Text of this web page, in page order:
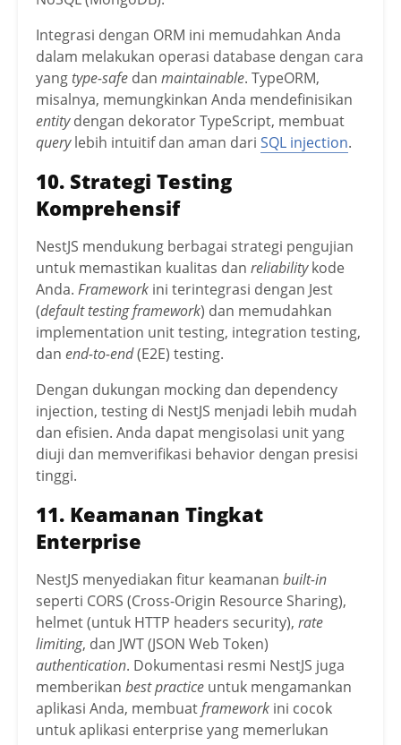
Integrasi dengan ORM ini memudahkan Anda
dalam melakukan operasi database dengan cara
yangtype-safe dan maintainable. TypeORM,
misalnya, memungkinkan Anda mendefinisikan
entitydengan dekorator TypeScript, membuat
querylebih intuitif dan aman dari SQL injection.
10. Strategi Testing
Komprehensif
NestJS mendukung berbagai strategi pengujian
untuk memastikan kualitas dan reliabilitykode
Anda. Framework ini terintegrasi dengan Jest
(default testing framework) dan memudahkan
implementation unit testing, integration testing,
dan end-to-end(E2E) testing.
Dengan dukungan mocking dan dependency
injection, testing di NestJS menjadi lebih mudah
dan efisien. Anda dapat mengisolasi unit yang
diuji dan memverifikasi behavior dengan presisi
tinggi.
11. Keamanan Tingkat
Enterprise
NestJS menyediakan fitur keamanan built-in
seperti CORS (Cross-Origin Resource Sharing),
helmet (untuk HTTP headers security), rate
limiting, dan JWT (JSON Web Token)
authentication. Dokumentasi resmi NestJS juga
memberikan best practice untuk mengamankan
aplikasi Anda, membuatframework ini cocok
untuk aplikasi enterprise yang memerlukan